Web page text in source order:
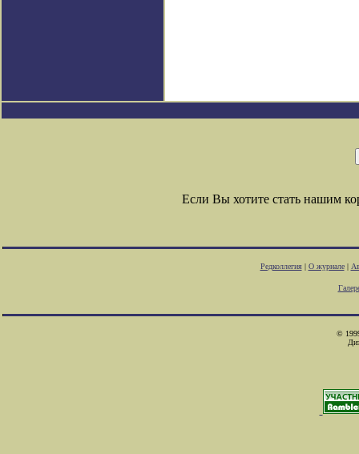
Если Вы хотите стать нашим
Редколлегия| О журнале|
©